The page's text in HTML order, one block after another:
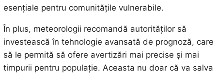
esențiale pentru comunitățile vulnerabile.
În plus, meteorologii recomandă autorităților să
investească în tehnologie avansată de prognoză, care
să le permită să ofere avertizări mai precise și mai
timpurii pentru populație. Aceasta nu doar că va salva